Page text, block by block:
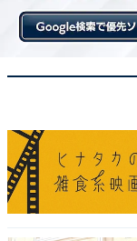
※回答者のコメン
・
「給料日のプチ
事・食材」、1位
・